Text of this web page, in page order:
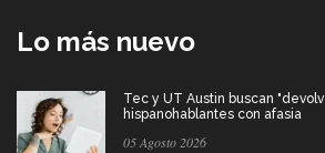
Lo más nuevo
Tec y UT Austin buscan
hispanohablantes con afasia
05 Agosto 2026